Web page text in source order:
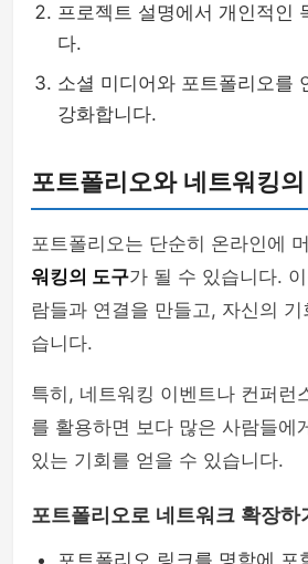
프로젝트 설명에서 개인적인
다.
소셜 미디어와 포트폴리오를
강화합니다.
포트폴리오와 네트워킹의
포트폴리오는 단순히 온라인에
워킹의 도구가 될 수 있습니다.
람들과 연결을 만들고, 자신의
습니다.
특히, 네트워킹 이벤트나 컨퍼런
를 활용하면 보다 많은 사람들에
있는 기회를 얻을 수 있습니다.
포트폴리오로 네트워크 확장하
포트폴리오 링크를 명함에 포